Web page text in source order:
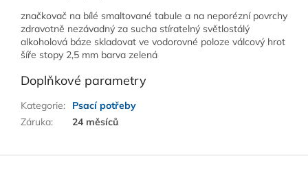
značkovač na bílé smaltované tabule a na neporézní povrchy
zdravotně nezávadný za sucha stíratelný světlostálý
alkoholová báze skladovat ve vodorovné poloze válcový hrot
šíře stopy 2,5 mm barva zelená
Doplňkové parametry
Kategorie:
Psací potřeby
Záruka: 24 měsíců